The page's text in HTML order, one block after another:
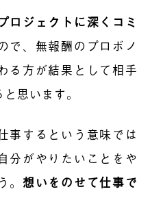
ロジェクトに深くコミ
で、無報酬のプロボノ
る方が結果として相手
思います。
事するという意味では
分がやりたいことをや
。想いをのせて仕事で